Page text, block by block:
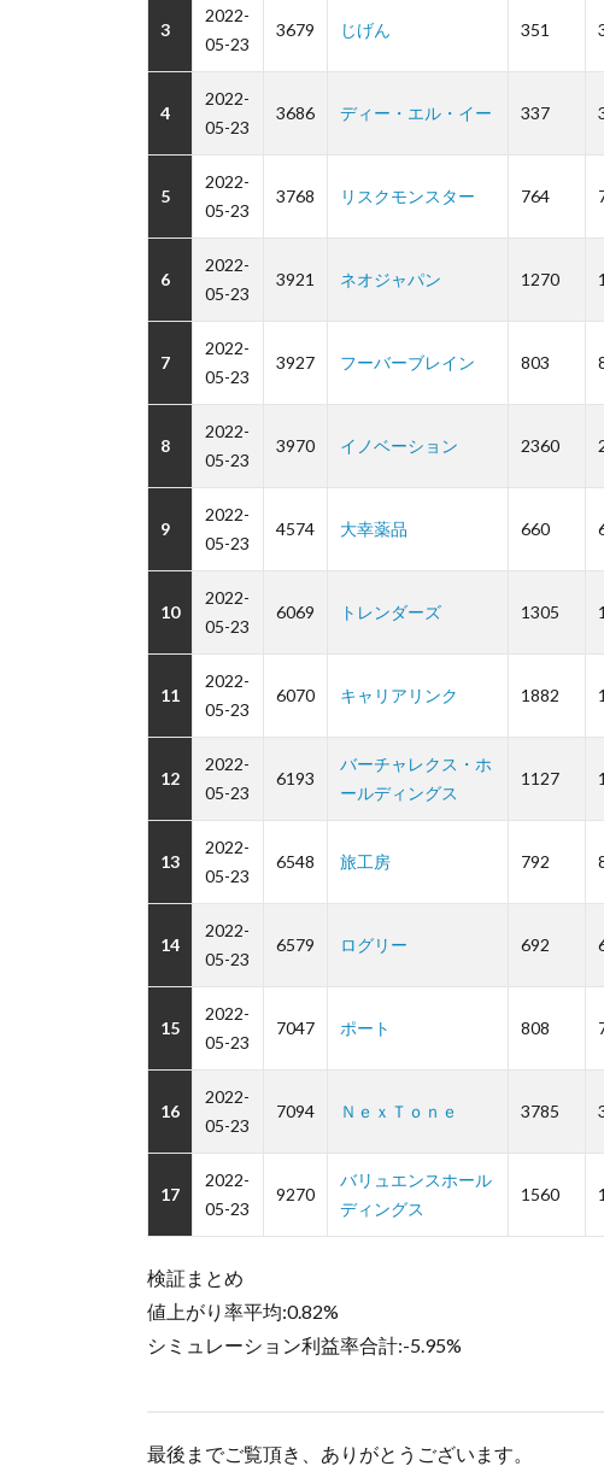
3
2022-
05-23
3679 じげん 351
4
2022-
05-23
3686 ディー・エル・イー 337
5
2022-
05-23
3768 リスクモンスター 764
6
2022-
05-23
3921 ネオジャパン 1270
7
2022-
05-23
3927 フーバーブレイン 803
8
2022-
05-23
3970 イノベーション 2360
9
2022-
05-23
4574 大幸薬品 660
10
2022-
05-23
6069 トレンダーズ 1305
11
2022-
05-23
6070 キャリアリンク 1882
12
2022-
05-23
6193
バーチャレクス・ホ
ールディングス
1127
13
2022-
05-23
6548 旅工房 792
14
2022-
05-23
6579 ログリー 692
15
2022-
05-23
7047 ポート 808
16
2022-
05-23
7094 ＮｅｘＴｏｎｅ 3785
17
2022-
05-23
9270
バリュエンスホール
ディングス
1560
検証まとめ
値上がり率平均:0.82%
シミュレーション利益率合計:-5.95%
最後までご覧頂き、ありがとうございます。